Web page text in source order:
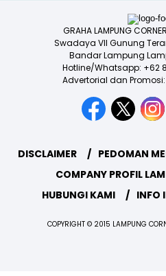
GRAHA LAMPUNG
Swadaya VII Gunung
Bandar Lampung
Hotline/Whatsapp: +62
Advertorial dan
DISCLAIMER PEDOMAN
COMPANY PROFIL
HUBUNGI KAMI
INFO
COPYRIGHT © 2015 LAMPUNG